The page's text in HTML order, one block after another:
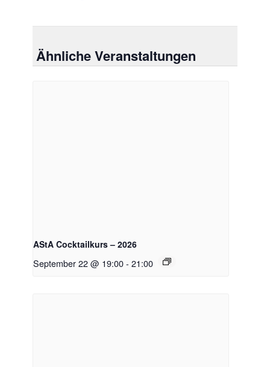
Ähnliche Veranstaltungen
AStA Cocktailkurs – 2026
September 22 @ 19:00- 21:00